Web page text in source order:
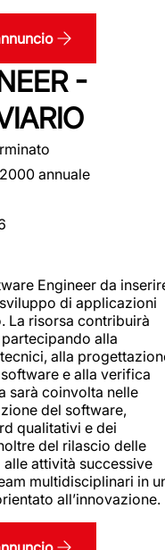
-
annuale
Engineer da
di applicazioni
La risorsa contribuirà
alla
alla
e alla verifica
sarà coinvolta nelle
del software,
qualitativi e dei
del rilascio delle
attività successive
multidisciplinari in
all’innovazione.